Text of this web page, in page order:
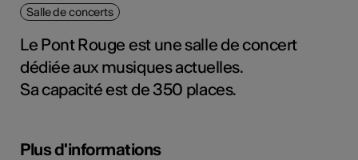
Salle de concerts
Le Pont Rouge est une salle de concert
dédiée aux musiques actuelles.
Sa capacité est de 350 places.
Plus d'informations